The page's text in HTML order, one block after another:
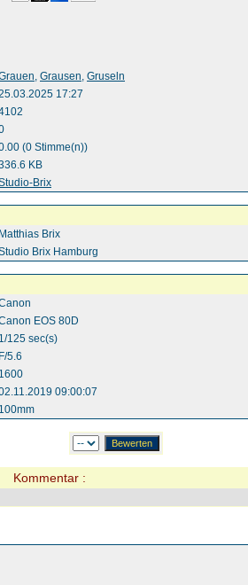
, Grausen, Gruseln
17:27
(0 Stimme(n))
KB
Brix
Matthias Brix
Brix Hamburg
EOS 80D
1/125 sec(s)
F/5.6
1600
09:00:07
100mm
Kommentar :